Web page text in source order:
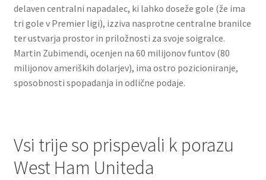
delaven centralni napadalec, ki lahko doseže gole (že ima
tri gole v Premier ligi), izziva nasprotne centralne branilce
ter ustvarja prostor in priložnosti za svoje soigralce.
Martin Zubimendi, ocenjen na 60 milijonov funtov (80
milijonov ameriških dolarjev), ima ostro pozicioniranje,
sposobnosti spopadanja in odlične podaje.
Vsi trije so prispevali k porazu
West Ham Uniteda